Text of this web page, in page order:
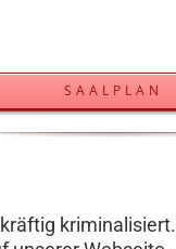
SAALPLAN
kriminalisiert.